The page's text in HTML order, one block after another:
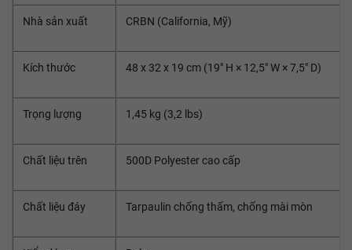
Nhà sản xuất CRBN (California, Mỹ)
Kích thước 48 x 32 x 19 cm (19" H × 12,5" W × 7,5" D)
Trọng lượng 1,45 kg (3,2 lbs)
Chất liệu trên 500D Polyester cao cấp
Chất liệu đáy Tarpaulin chống thấm, chống mài mòn